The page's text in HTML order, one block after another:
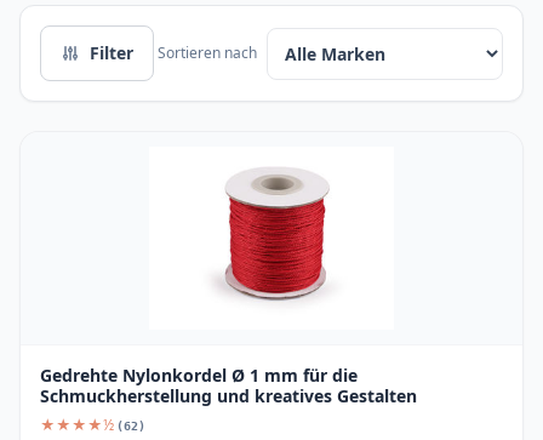
Filter Sortieren nach
Gedrehte Nylonkordel Ø 1 mm für die
Schmuckherstellung und kreatives Gestalten
★★★★½ (62)